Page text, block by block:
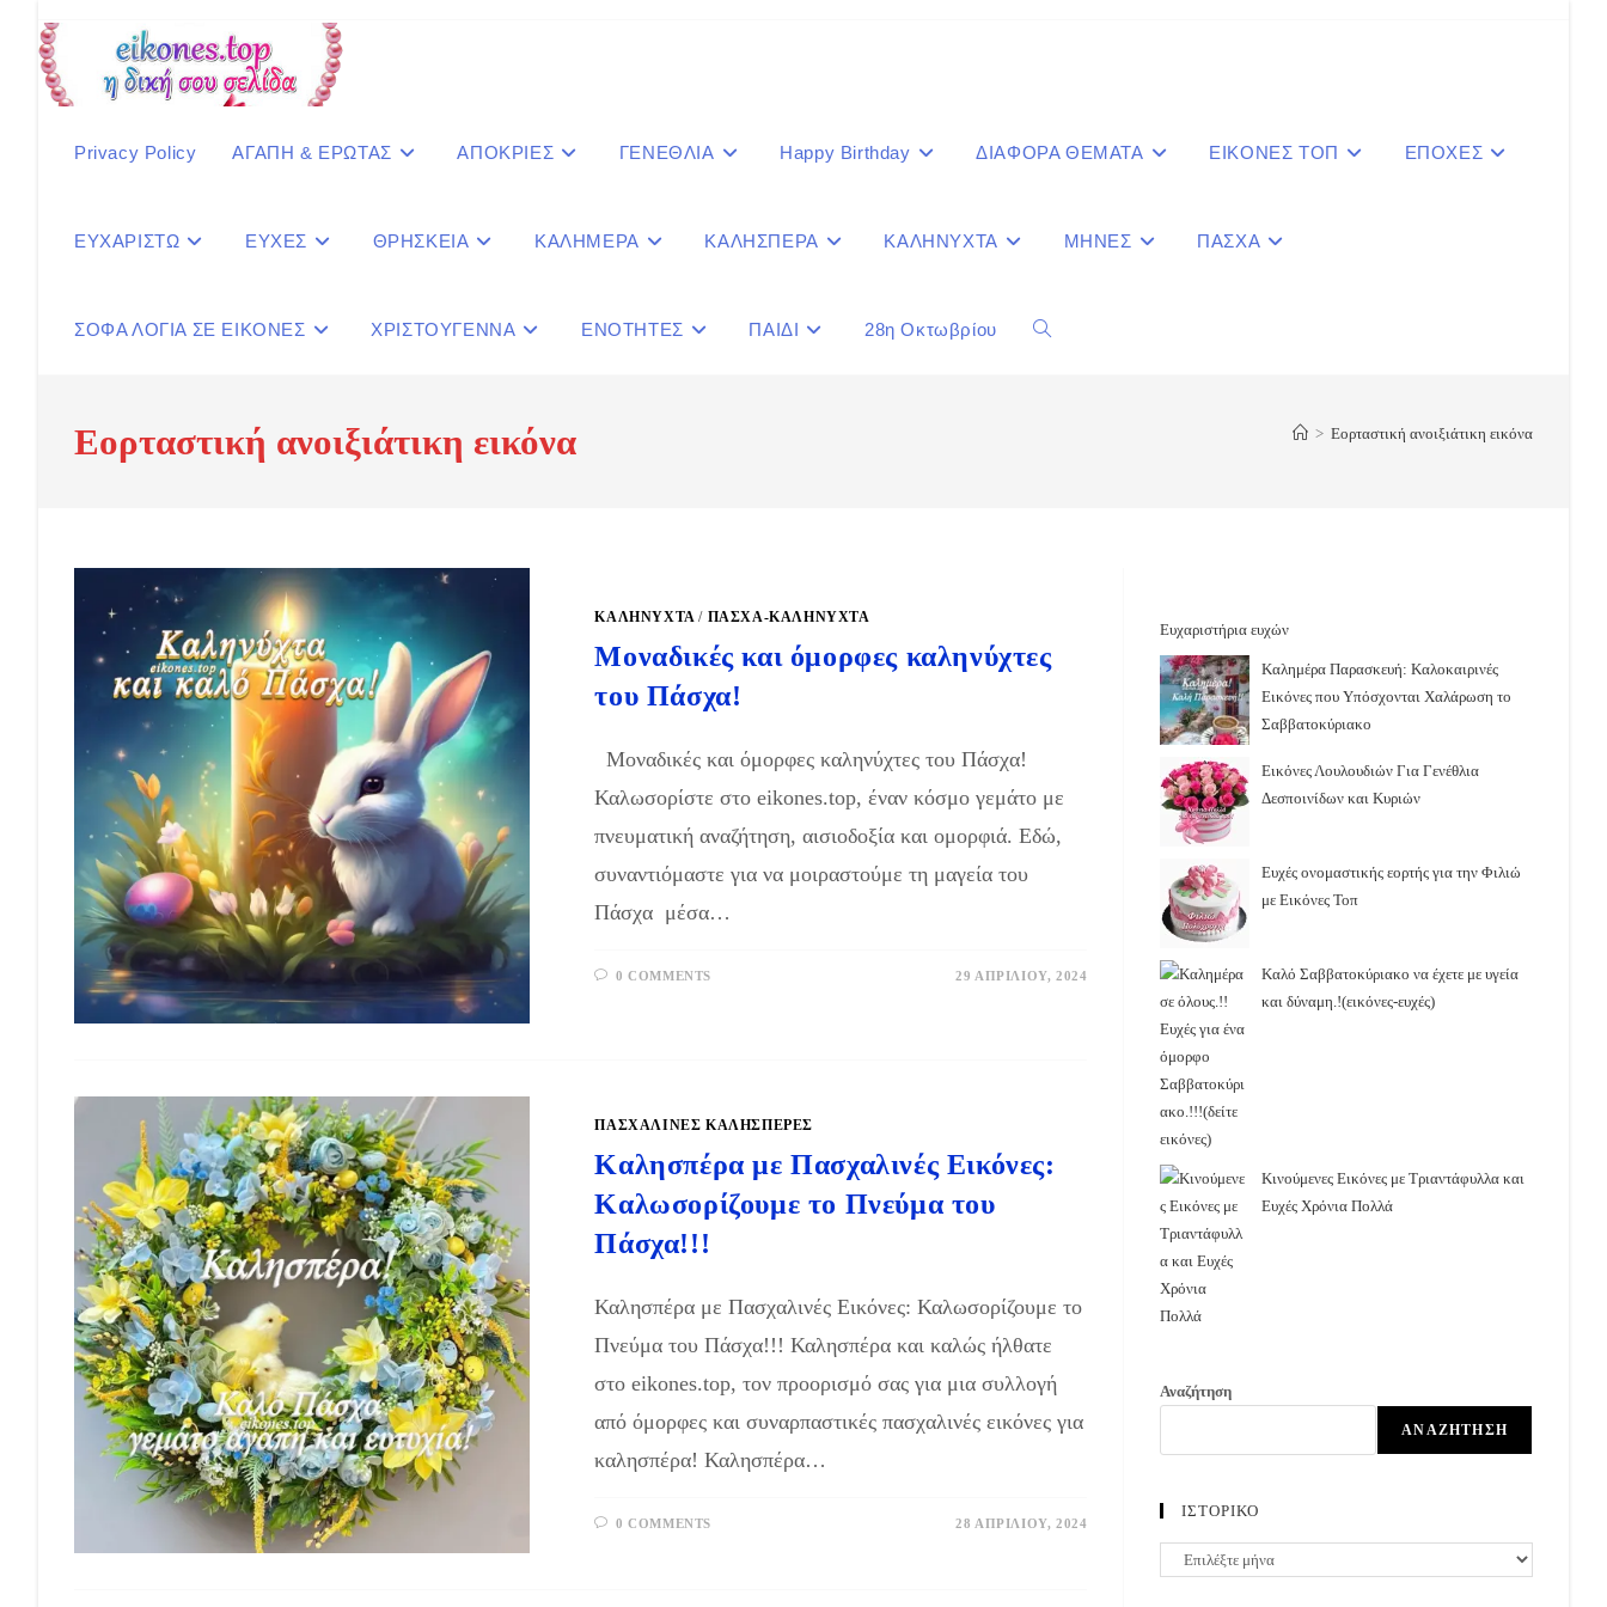
content
Privacy Policy ΑΓΑΠΗ & ΕΡΩΤΑΣ ΑΠΟΚΡΙΕΣ ΓΕΝΕΘΛΙΑ Happy Birthday ΔΙΑΦΟΡΑ ΘΕΜΑΤΑ ΕΙΚΟΝΕΣ ΤΟΠ ΕΠΟΧΕΣ
ΕΥΧΑΡΙΣΤΩ ΕΥΧΕΣ ΘΡΗΣΚΕΙΑ ΚΑΛΗΜΕΡΑ ΚΑΛΗΣΠΕΡΑ ΚΑΛΗΝΥΧΤΑ ΜΗΝΕΣ ΠΑΣΧΑ
ΣΟΦΑ ΛΟΓΙΑ ΣΕ ΕΙΚΟΝΕΣ ΧΡΙΣΤΟΥΓΕΝΝΑ ΕΝΟΤΗΤΕΣ ΠΑΙΔΙ 28η Οκτωβρίου Toggle
Εορταστική ανοιξιάτικη εικόνα > Εορταστική ανοιξιάτικη εικόνα
ΚΑΛΗΝΥΧΤΑ / ΠΆΣΧΑ-ΚΑΛΗΝΎΧΤΑ
Μοναδικές και όμορφες καληνύχτες
του Πάσχα!
Μοναδικές και όμορφες καληνύχτες του Πάσχα!
Καλωσορίστε στο eikones.top, έναν κόσμο γεμάτο με
πνευματική αναζήτηση, αισιοδοξία και ομορφιά. Εδώ,
συναντιόμαστε για να μοιραστούμε τη μαγεία του
Πάσχα μέσα…
0 COMMENTS 29 ΑΠΡΙΛΊΟΥ, 2024
ΠΑΣΧΑΛΙΝΈΣ ΚΑΛΗΣΠΈΡΕΣ
Καλησπέρα με Πασχαλινές Εικόνες:
Καλωσορίζουμε το Πνεύμα του
Πάσχα!!!
Καλησπέρα με Πασχαλινές Εικόνες: Καλωσορίζουμε το
Πνεύμα του Πάσχα!!! Καλησπέρα και καλώς ήλθατε
στο eikones.top, τον προορισμό σας για μια συλλογή
από όμορφες και συναρπαστικές πασχαλινές εικόνες για
καλησπέρα! Καλησπέρα…
0 COMMENTS 28 ΑΠΡΙΛΊΟΥ, 2024
Ευχαριστήρια ευχών
Καλημέρα Παρασκευή: Καλοκαιρινές
Εικόνες που Υπόσχονται Χαλάρωση το
Σαββατοκύριακο
Εικόνες Λουλουδιών Για Γενέθλια
Δεσποινίδων και Κυριών
Ευχές ονομαστικής εορτής για την Φιλιώ
με Εικόνες Τοπ
Καλό Σαββατοκύριακο να έχετε με υγεία
και δύναμη.!(εικόνες-ευχές)
Κινούμενες Εικόνες με Τριαντάφυλλα και
Ευχές Χρόνια Πολλά
Αναζήτηση
ΑΝΑΖΉΤΗΣΗ
ΙΣΤΟΡΙΚΟ
ΙΣΤΟΡΙΚΟ